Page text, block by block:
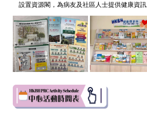
設置資源閣，為病友及社區人士提供健康資訊